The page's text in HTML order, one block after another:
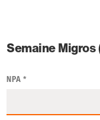
Semaine Migros
NPA *